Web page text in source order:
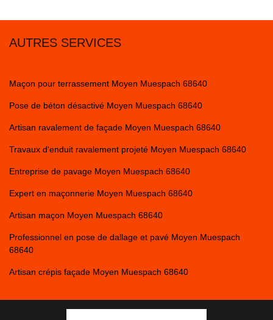
AUTRES SERVICES
Maçon pour terrassement Moyen Muespach 68640
Pose de béton désactivé Moyen Muespach 68640
Artisan ravalement de façade Moyen Muespach 68640
Travaux d'enduit ravalement projeté Moyen Muespach 68640
Entreprise de pavage Moyen Muespach 68640
Expert en maçonnerie Moyen Muespach 68640
Artisan maçon Moyen Muespach 68640
Professionnel en pose de dallage et pavé Moyen Muespach
68640
Artisan crépis façade Moyen Muespach 68640